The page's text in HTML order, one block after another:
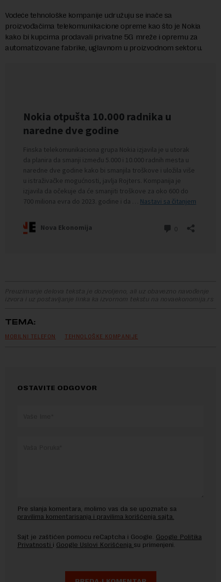
Vodeće tehnološke kompanije udružuju se inače sa
proizvođačima telekomunikacione opreme kao što je Nokia
kako bi kupcima prodavali privatne 5G mreže i opremu za
automatizovane fabrike, uglavnom u proizvodnom sektoru.
Preuzimanje delova teksta je dozvoljeno, ali uz obavezno navođenje
izvora i uz postavljanje linka ka izvornom tekstu na novaekonomija.rs
TEMA:
MOBILNI TELEFON TEHNOLOŠKE KOMPANIJE
OSTAVITE ODGOVOR
Pre slanja komentara, molimo vas da se upoznate sa
pravilima komentarisanja i pravilima korišćenja sajta.
Sajt je zaštićen pomocu reCaptcha i Google. Google Politika
Privatnosti i Google Uslovi Korišćenja su primenjeni.